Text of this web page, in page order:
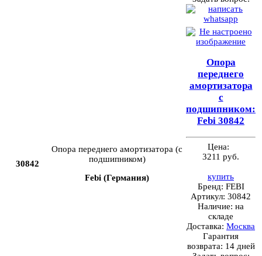
30842
Опора переднего амортизатора (с
подшипником)
Febi (Германия)
Опора
переднего
амортизатора
с
подшипником:
Febi 30842
Цена:
3211 руб.
купить
Бренд: FEBI
Артикул: 30842
Наличие: на
складе
Доставка: Москва
Гарантия
возврата: 14 дней